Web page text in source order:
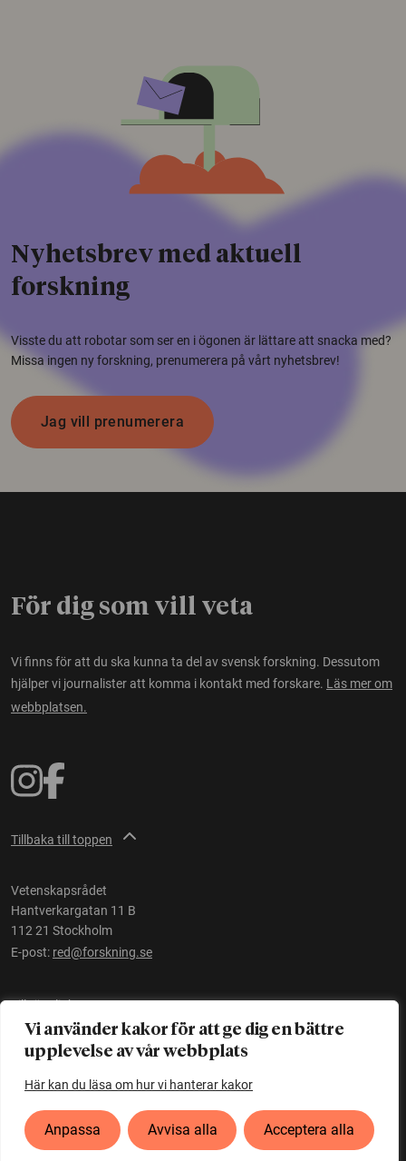
Vi använder kakor för att ge dig en bättre
upplevelse av vår webbplats
Här kan du läsa om hur vi hanterar kakor
Anpassa Avvisa alla Acceptera alla
Nyhetsbrev med aktuell
forskning
Visste du att robotar som ser en i ögonen är lättare att snacka med?
Missa ingen ny forskning, prenumerera på vårt nyhetsbrev!
Jag vill prenumerera
För dig som vill veta
Vi finns för att du ska kunna ta del av svensk forskning. Dessutom
hjälper vi journalister att komma i kontakt med forskare. Läs mer om
webbplatsen.
Tillbaka till toppen
Vetenskapsrådet
Hantverkargatan 11 B
112 21 Stockholm
E-post: red@forskning.se
Tillgänglighet
Ett initiativ avVetenskapsrådet